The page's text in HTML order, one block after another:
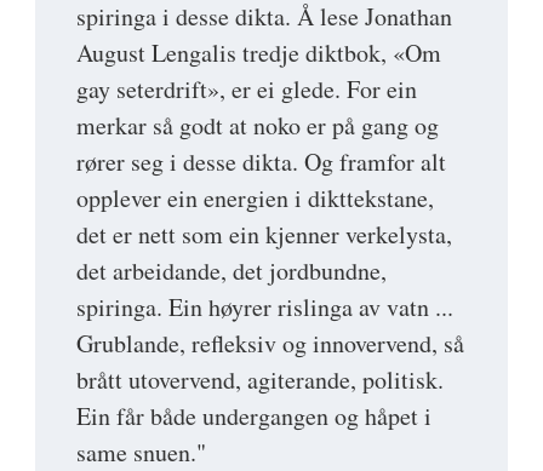
spiringa i desse dikta. Å lese Jonathan
August Lengalis tredje diktbok, «Om
gay seterdrift», er ei glede. For ein
merkar så godt at noko er på gang og
rører seg i desse dikta. Og framfor alt
opplever ein energien i dikttekstane,
det er nett som ein kjenner verkelysta,
det arbeidande, det jordbundne,
spiringa. Ein høyrer rislinga av vatn ...
Grublande, refleksiv og innovervend, så
brått utovervend, agiterande, politisk.
Ein får både undergangen og håpet i
same snuen."